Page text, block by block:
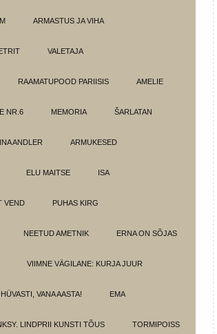
ARMASTUS JA VIHA
VALETAJA
RAAMATUPOOD PARIISIS AMELIE
NR.6 MEMORIA ŠARLATAN
ANDLER ARMUKESED
ELU MAITSE ISA
VEND PUHAS KIRG
NEETUD AMETNIK ERNA ON SÕJAS
VIIMNE VÄGILANE: KURJA JUUR
HÜVASTI, VANA AASTA! EMA
LINDPRII KUNSTI TÕUS TORMIPOISS